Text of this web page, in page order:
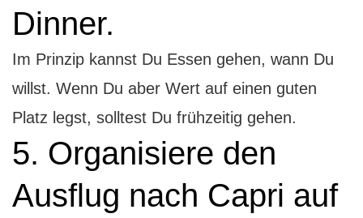
Dinner.
Im Prinzip kannst Du Essen gehen, wann Du
willst. Wenn Du aber Wert auf einen guten
Platz legst, solltest Du frühzeitig gehen.
5. Organisiere den
Ausflug nach Capri auf